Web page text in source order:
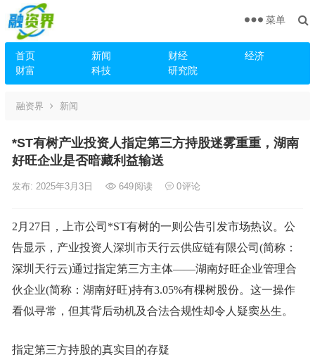
首页 新闻 财经
经济
财富
科技 研究院
菜单
融资界 新闻
*ST有树产业投资人指定第三方持股迷雾重重，湖南
好旺企业是否暗藏利益输送
发布: 2025年3月3日 649阅读 0评论
2月27日，上市公司*ST有树的一则公告引发市场热议。公
告显示，产业投资人深圳市天行云供应链有限公司(简称：
深圳天行云)通过指定第三方主体——湖南好旺企业管理合
伙企业(简称：湖南好旺)持有3.05%有棵树股份。这一操作
看似寻常，但其背后动机及合法合规性却令人疑窦丛生。
指定第三方持股的真实目的存疑